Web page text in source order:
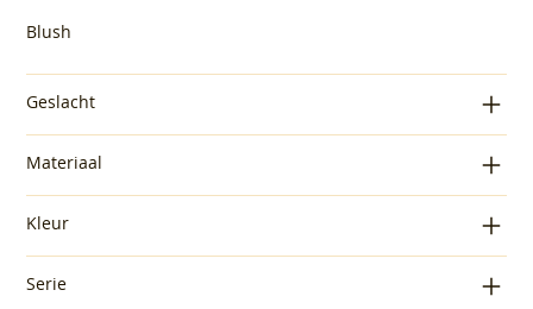
Blush
Geslacht
Materiaal
Kleur
Serie